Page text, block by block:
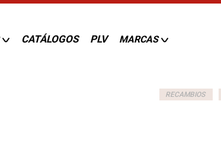
CATÁLOGOS PLV MARCAS
RECAMBIOS